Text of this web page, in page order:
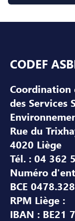
CODEF
Coordination
des Services
Rue du
4020 Liège
Tél. : 04 362
Numéro
BCE
RPM Liège :
IBAN : BE21